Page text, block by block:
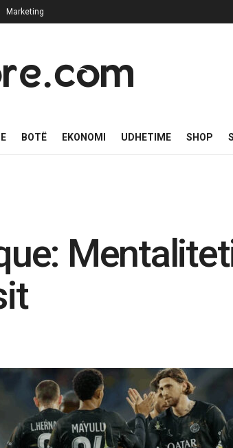
Marketing
BOTË EKONOMI UDHETIME SHOP